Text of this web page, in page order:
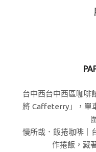
台中西台中西區咖啡
將 Caffeterry」，單
慢所哉．飯捲咖啡｜
作捲飯，藏